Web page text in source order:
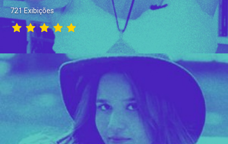
721 Exibições